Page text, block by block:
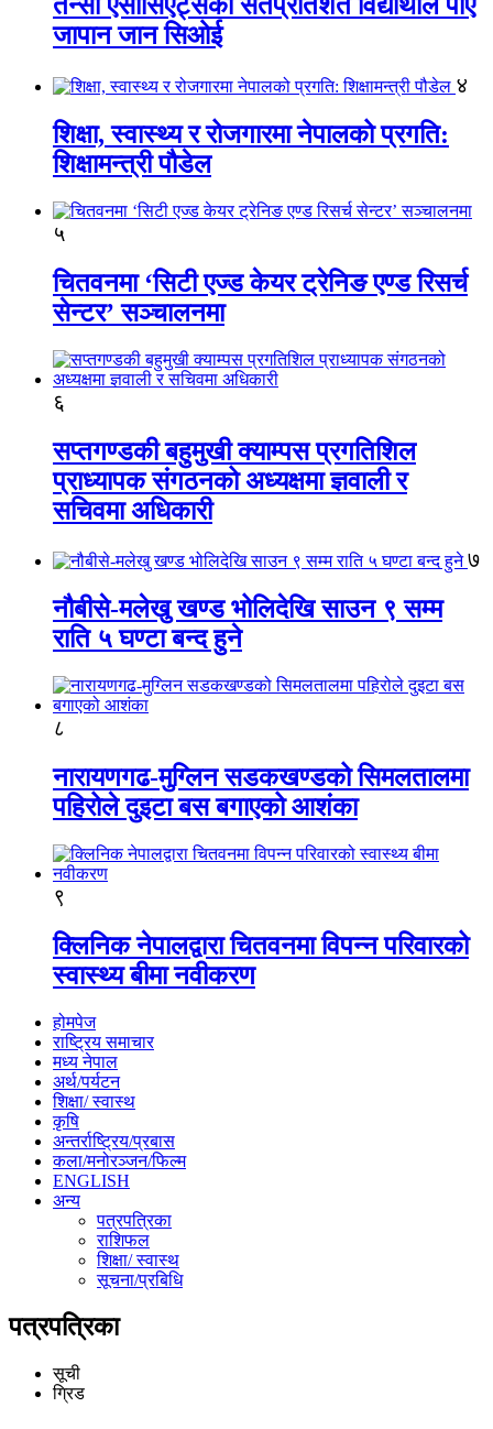
जापान जान सिओई
४
शिक्षा, स्वास्थ्य र रोजगारमा नेपालको प्रगति:
शिक्षामन्त्री पौडेल
५
चितवनमा ‘सिटी एज्ड केयर ट्रेनिङ एण्ड रिसर्च
सेन्टर’ सञ्चालनमा
६
सप्तगण्डकी बहुमुखी क्याम्पस प्रगतिशिल
प्राध्यापक संगठनको अध्यक्षमा ज्ञवाली र
सचिवमा अधिकारी
७
नौबीसे-मलेखु खण्ड भोलिदेखि साउन ९ सम्म
राति ५ घण्टा बन्द हुने
८
नारायणगढ-मुग्लिन सडकखण्डको सिमलतालमा
पहिरोले दुइटा बस बगाएको आशंका
९
क्लिनिक नेपालद्वारा चितवनमा विपन्न परिवारको
स्वास्थ्य बीमा नवीकरण
होमपेज
राष्ट्रिय समाचार
मध्य नेपाल
अर्थ/पर्यटन
शिक्षा/ स्वास्थ
कृषि
अन्तर्राष्ट्रिय/प्रबास
कला/मनोरञ्जन/फिल्म
ENGLISH
अन्य
पत्रपत्रिका
राशिफल
शिक्षा/ स्वास्थ
सूचना/प्रबिधि
पत्रपत्रिका
सूची
ग्रिड